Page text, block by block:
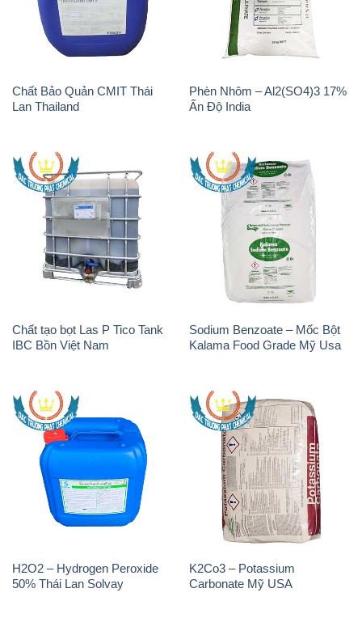
H2O2 – Hydrogen Peroxide
50% Thái Lan Solvay
K2Co3 – Potassium
Carbonate Mỹ USA
H2O2 – Hydrogen Peroxide
50% Tank IBC Bồn Thái Lan
Solvay
Sodium Bicarbonate – Bicar
NaHCO3 Feed Grade Malan
Trung Quốc China